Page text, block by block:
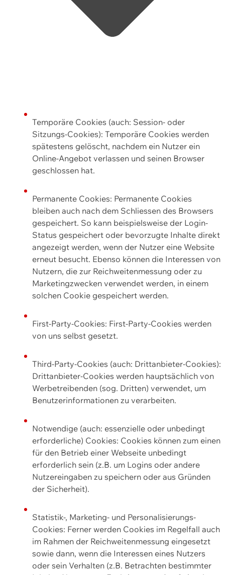
Temporäre Cookies (auch: Session- oder
Sitzungs-Cookies): Temporäre Cookies werden
spätestens gelöscht, nachdem ein Nutzer ein
Online-Angebot verlassen und seinen Browser
geschlossen hat.
Permanente Cookies: Permanente Cookies
bleiben auch nach dem Schliessen des Browsers
gespeichert. So kann beispielsweise der Login-
Status gespeichert oder bevorzugte Inhalte direkt
angezeigt werden, wenn der Nutzer eine Website
erneut besucht. Ebenso können die Interessen von
Nutzern, die zur Reichweitenmessung oder zu
Marketingzwecken verwendet werden, in einem
solchen Cookie gespeichert werden.
First-Party-Cookies: First-Party-Cookies werden
von uns selbst gesetzt.
Third-Party-Cookies (auch: Drittanbieter-Cookies):
Drittanbieter-Cookies werden hauptsächlich von
Werbetreibenden (sog. Dritten) verwendet, um
Benutzerinformationen zu verarbeiten.
Notwendige (auch: essenzielle oder unbedingt
erforderliche) Cookies: Cookies können zum einen
für den Betrieb einer Webseite unbedingt
erforderlich sein (z.B. um Logins oder andere
Nutzereingaben zu speichern oder aus Gründen
der Sicherheit).
Statistik-, Marketing- und Personalisierungs-
Cookies: Ferner werden Cookies im Regelfall auch
im Rahmen der Reichweitenmessung eingesetzt
sowie dann, wenn die Interessen eines Nutzers
oder sein Verhalten (z.B. Betrachten bestimmter